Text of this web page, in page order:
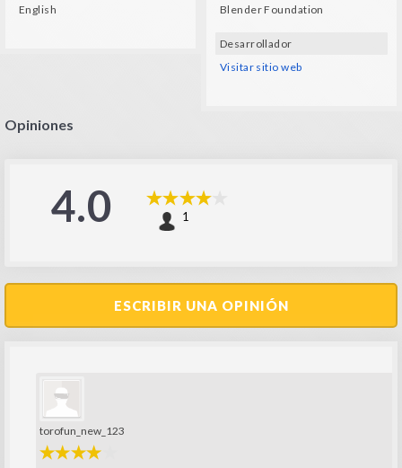
English
Blender Foundation
Desarrollador
Visitar sitio web
Opiniones
4.0 1
ESCRIBIR UNA OPINIÓN
torofun_new_123